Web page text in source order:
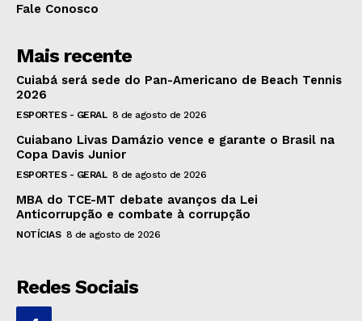
Fale Conosco
Mais recente
Cuiabá será sede do Pan-Americano de Beach Tennis
2026
ESPORTES - GERAL 8 de agosto de 2026
Cuiabano Livas Damázio vence e garante o Brasil na
Copa Davis Junior
ESPORTES - GERAL 8 de agosto de 2026
MBA do TCE-MT debate avanços da Lei
Anticorrupção e combate à corrupção
NOTÍCIAS 8 de agosto de 2026
Redes Sociais